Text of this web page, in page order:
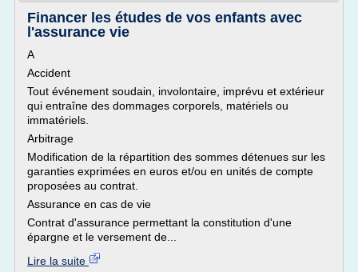
Financer les études de vos enfants avec
l'assurance vie
A
Accident
Tout événement soudain, involontaire, imprévu et extérieur
qui entraîne des dommages corporels, matériels ou
immatériels.
Arbitrage
Modification de la répartition des sommes détenues sur les
garanties exprimées en euros et/ou en unités de compte
proposées au contrat.
Assurance en cas de vie
Contrat d'assurance permettant la constitution d'une
épargne et le versement de...
Lire la suite